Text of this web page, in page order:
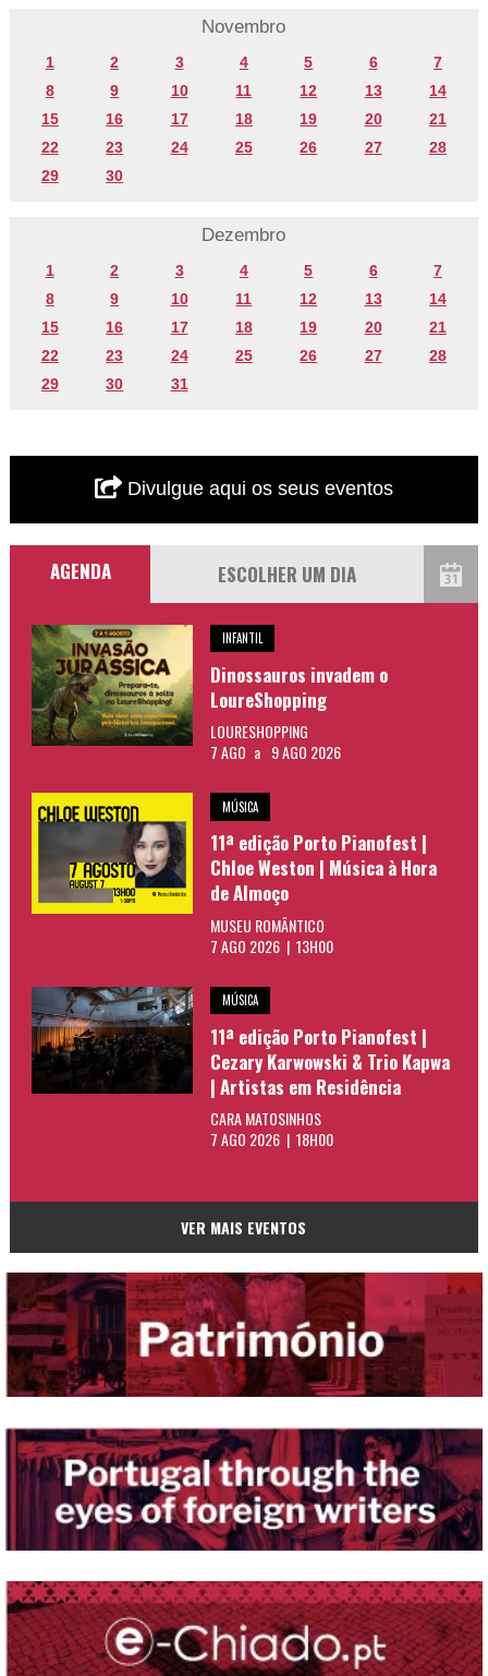
Novembro
1 2 3 4 5 6
7
8
9 10 11 12 13
14
15
16 17 18 19 20
21
22
23 24 25 26 27
28
29
30
Dezembro
1 2 3 4 5 6
7
8
9 10 11 12 13
14
15
16 17 18 19 20
21
22
23 24 25 26 27
28
29
30 31
Divulgue aqui os seus eventos
AGENDA
INFANTIL
Dinossauros invadem o
LoureShopping
LOURESHOPPING
7 AGO a 9 AGO 2026
MÚSICA
11ª edição Porto Pianofest |
Chloe Weston | Música à Hora
de Almoço
MUSEU ROMÂNTICO
7 AGO 2026 | 13H00
MÚSICA
11ª edição Porto Pianofest |
Cezary Karwowski & Trio Kapwa
| Artistas em Residência
CARA MATOSINHOS
7 AGO 2026 | 18H00
VER MAIS EVENTOS